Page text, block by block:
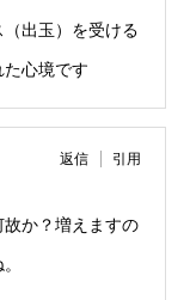
出玉）を受ける
心境です
返信 引用
か？増えますの